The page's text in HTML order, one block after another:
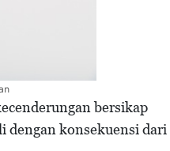
bersikap
dengan konsekuensi dari